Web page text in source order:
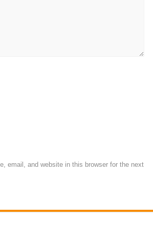
email, and website in this browser for the next